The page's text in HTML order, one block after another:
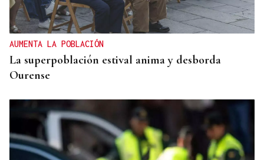
AUMENTA LA POBLACIÓN
La superpoblación estival anima y desborda
Ourense